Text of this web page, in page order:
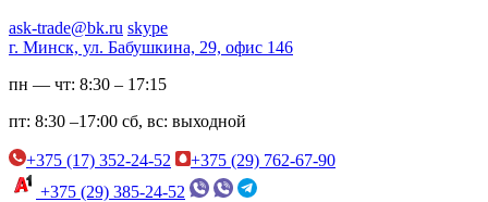
ask-trade@bk.ru skype
г. Минск, ул. Бабушкина, 29, офис 146
пн — чт: 8:30 – 17:15
пт: 8:30 –17:00 сб, вс: выходной
+375 (17) 352-24-52
+375 (29) 762-67-90
+375 (29) 385-24-52